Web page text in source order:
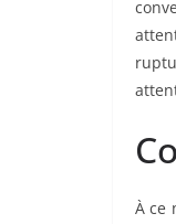
À ce